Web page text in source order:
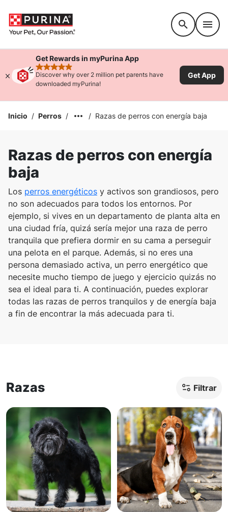
Get Rewards in myPurina App
rated 4.9 stars
Discover why over 2 million pet parents have
downloaded myPurina!
Get App
Inicio / Perros / / Razas de perros con energía baja
Razas de perros con energía
baja
Los perros energéticos y activos son grandiosos, pero
no son adecuados para todos los entornos. Por
ejemplo, si vives en un departamento de planta alta en
una ciudad fría, quizá sería mejor una raza de perro
tranquila que prefiera dormir en su cama a perseguir
una pelota en el parque. Además, si no eres una
persona demasiado activa, un perro energético que
necesite mucho tiempo de juego y ejercicio quizás no
sea el ideal para ti. A continuación, puedes explorar
todas las razas de perros tranquilos y de energía baja
a fin de encontrar la más adecuada para ti.
Razas Filtrar